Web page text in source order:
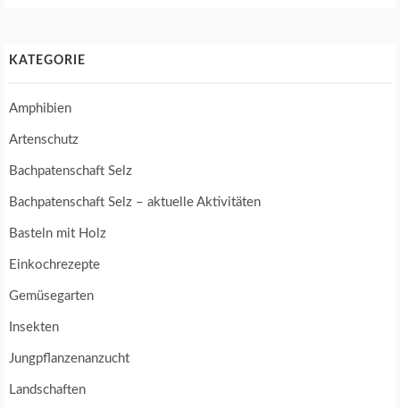
KATEGORIE
Amphibien
Artenschutz
Bachpatenschaft Selz
Bachpatenschaft Selz – aktuelle Aktivitäten
Basteln mit Holz
Einkochrezepte
Gemüsegarten
Insekten
Jungpflanzenanzucht
Landschaften